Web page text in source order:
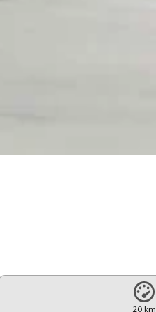
20 km